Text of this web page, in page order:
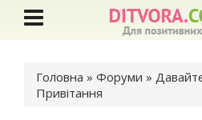
Ви є тут
Головна » Форуми »
Привітання